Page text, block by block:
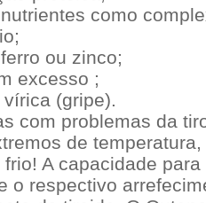
como
ou zinco;
excesso ;
vírica (gripe).
com problemas da
de
A capacidade
o respectivo